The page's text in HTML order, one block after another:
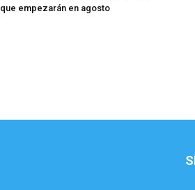
que empezarán en agosto